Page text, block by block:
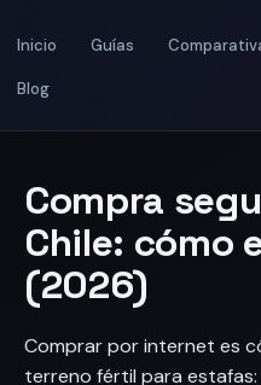
Inicio Guías
Blog
Compra
Chile: cómo
(2026)
Comprar por internet es
terreno fértil para